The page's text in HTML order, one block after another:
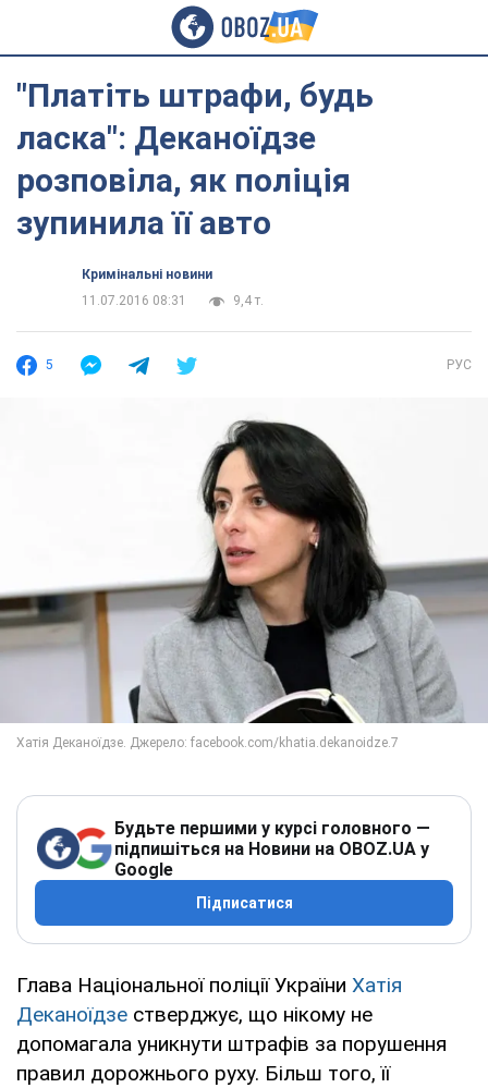
"Платіть штрафи, будь
ласка": Деканоїдзе
розповіла, як поліція
зупинила її авто
Кримінальні новини
11.07.2016 08:31
9,4 т.
5 РУС
Будьте першими у курсі головного —
підпишіться на Новини на OBOZ.UA у
Google
Підписатися
Глава Національної поліції України Хатія
Деканоїдзе стверджує, що нікому не
допомагала уникнути штрафів за порушення
правил дорожнього руху. Більш того, її